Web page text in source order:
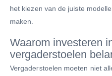
het kiezen van de juiste
maken.
Waarom investeren
vergaderstoelen
Vergaderstoelen moeten niet